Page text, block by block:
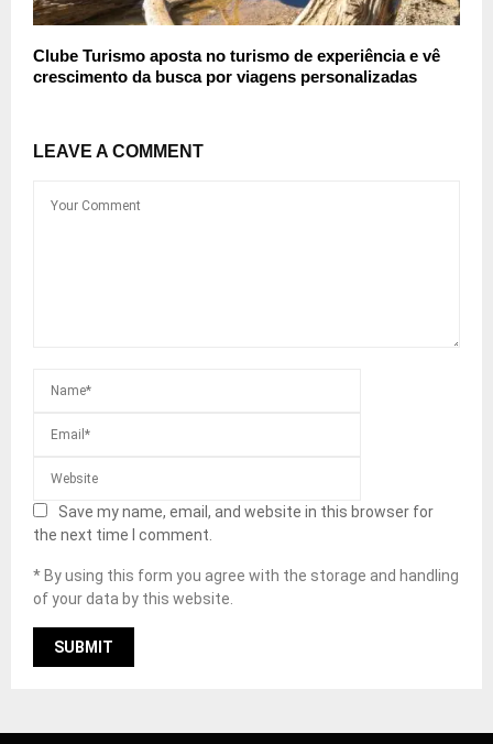
Clube Turismo aposta no turismo de experiência e vê
crescimento da busca por viagens personalizadas
LEAVE A COMMENT
Save my name, email, and website in this browser for
the next time I comment.
* By using this form you agree with the storage and handling
of your data by this website.